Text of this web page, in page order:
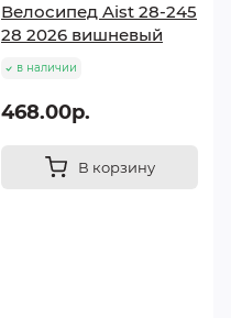
Велосипед Aist 28-245
28 2026 вишневый
в наличии
468.00р.
В корзину